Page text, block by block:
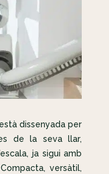
dissenyada per
de la seva llar,
ja sigui amb
versàtil,